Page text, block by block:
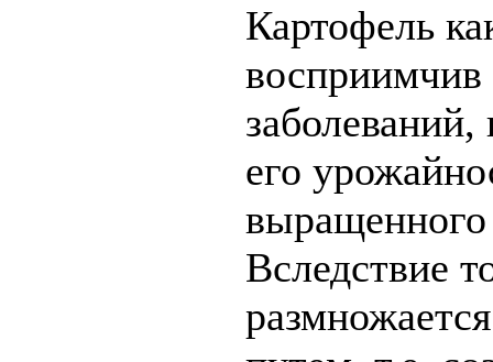
Картофель
его
выращенного
Вследствие